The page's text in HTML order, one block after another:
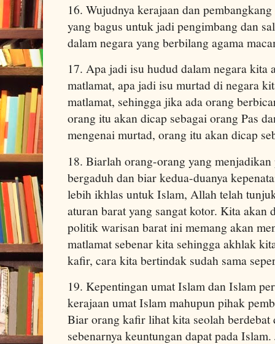
16. Wujudnya kerajaan dan
yang bagus untuk jadi pengimbang dan
dalam negara yang berbilang agama
17. Apa jadi isu hudud dalam negara
matlamat, apa jadi isu murtad di negara
matlamat, sehingga jika ada orang
orang itu akan dicap sebagai orang Pas
mengenai murtad, orang itu akan dicap
18. Biarlah orang-orang yang
bergaduh dan biar kedua-duanya
lebih ikhlas untuk Islam, Allah telah
aturan barat yang sangat kotor. Kita akan
politik warisan barat ini memang akan
matlamat sebenar kita sehingga akhlak
kafir, cara kita bertindak sudah sama
19. Kepentingan umat Islam dan Islam
kerajaan umat Islam mahupun pihak
Biar orang kafir lihat kita seolah berdebat
sebenarnya keuntungan dapat pada